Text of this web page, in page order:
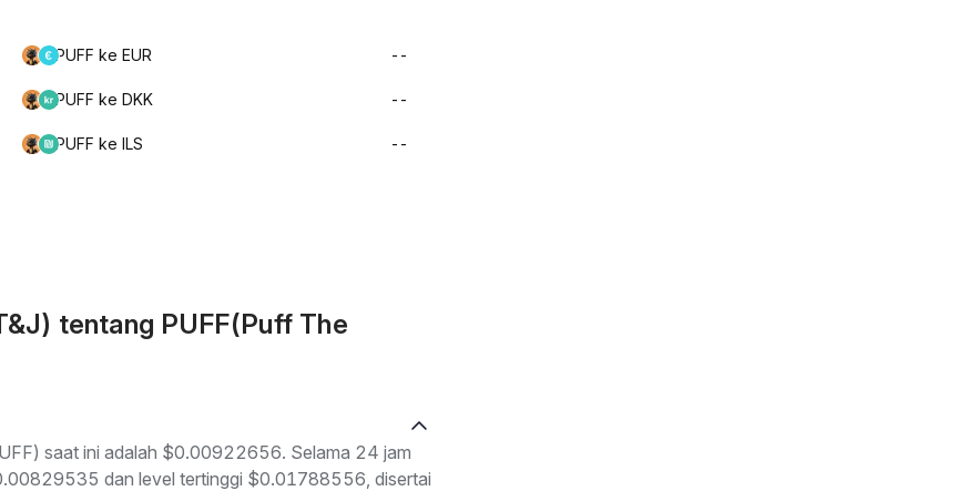
PUFF ke EUR --
PUFF ke DKK --
PUFF ke ILS --
tentang PUFF(Puff The
saat ini adalah $0.00922656. Selama 24 jam
dan level tertinggi $0.01788556, disertai